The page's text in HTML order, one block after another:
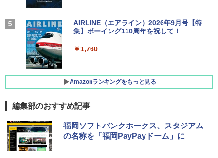
AIRLINE（エアライン）2026年9月号【特
集】ボーイング110周年を祝して！
￥1,760
Amazonランキングをもっと見る
D40 地球の歩き方 チェンマイ タイ北部の魅
力的な町 2026～2027 地球の歩き方D アジア
[キャンパーズコレクション 山善] ポップアッ
プテント 傘みたいに広げて畳める パッとサ
ッとサンシェード キューブ フルクローズ メ
BUNDOK(バンドック)ソロ ドーム 1 EX BDK
-08EX カーキ ソロキャンプ ポリエステル フ
レーム テント
編集部のおすすめ記事
福岡ソフトバンクホークス、スタジアム
の名称を「福岡PayPayドーム」に